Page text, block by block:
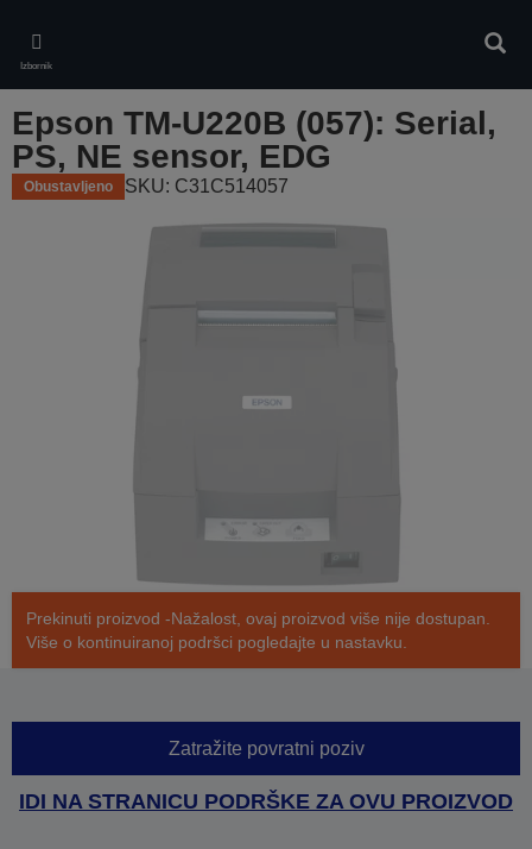
main
content
Izbornik
Epson TM-U220B (057): Serial,
PS, NE sensor, EDG
Obustavljeno SKU: C31C514057
Prekinuti proizvod -Nažalost, ovaj proizvod više nije dostupan.
Više o kontinuiranoj podršci pogledajte u nastavku.
Zatražite povratni poziv
IDI NA STRANICU PODRŠKE ZA OVU PROIZVOD